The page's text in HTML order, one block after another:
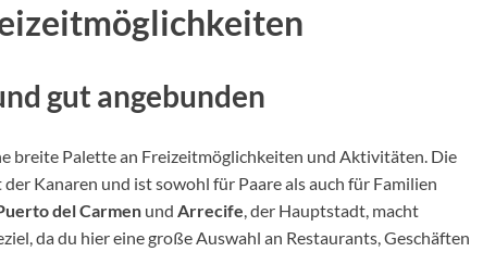
gut angebunden
breite Palette an Freizeitmöglichkeiten und Aktivitäten. Die
Kanaren und ist sowohl für Paare als auch für Familien
del Carmen und Arrecife, der Hauptstadt, macht
da du hier eine große Auswahl an Restaurants, Geschäften